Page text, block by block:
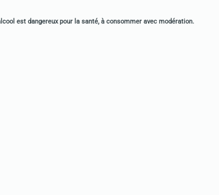
est dangereux pour la santé, à consommer avec modération.